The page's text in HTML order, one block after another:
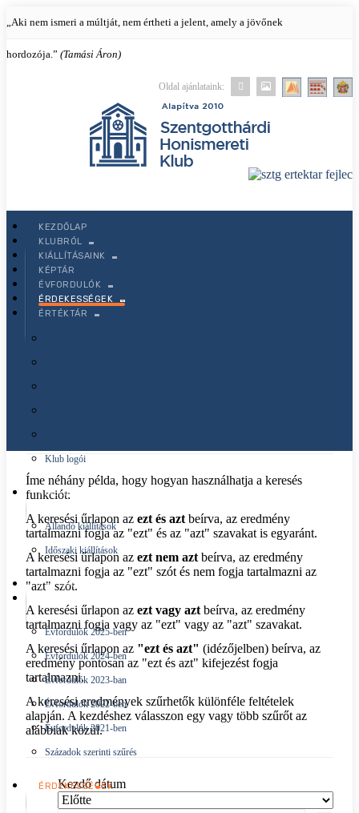
„Aki nem ismeri a múltját, nem értheti a jelent, amely a jövőnek
hordozója.” (Tamási Áron)
Oldal ajánlataink:
Mi történt mostanában?
Küldetésünk és tevékenységünk
Klubtagok
Klub logói
KIÁLLÍTÁSAINK
Állandó kiállítások
Időszaki kiállítások
KÉPTÁR
Évfordulók 2025-ben
Évfordulók 2024-ben
Évfordulók 2023-ban
Évfordulók 2022-ben
Évfordulók 2021-ben
Századok szerinti szűrés
ÉRDEKESSÉGEK
KEZDŐLAP
KLUBRÓL
KIÁLLÍTÁSAINK
KÉPTÁR
ÉVFORDULÓK
ÉRDEKESSÉGEK
ÉRTÉKTÁR
Keresés az oldalon
Íme néhány példa, hogy hogyan használhatja a keresés
funkciót:
A keresési űrlapon az ezt és azt beírva, az eredmény
tartalmazni fogja az "ezt" és az "azt" szavakat is egyaránt.
A keresési űrlapon az ezt nem azt beírva, az eredmény
tartalmazni fogja az "ezt" szót és nem fogja tartalmazni az
"azt" szót.
A keresési űrlapon az ezt vagy azt beírva, az eredmény
tartalmazni fogja vagy az "ezt" vagy az "azt" szavakat.
A keresési űrlapon az "ezt és azt" (idézőjelben) beírva, az
eredmény pontosan az "ezt és azt" kifejezést fogja
tartalmazni.
A keresési eredmények szűrhetők különféle feltételek
alapján. A kezdéshez válasszon egy vagy több szűrőt az
alábbiak közül.
Kezdő dátum
Kezdődátum-operátor